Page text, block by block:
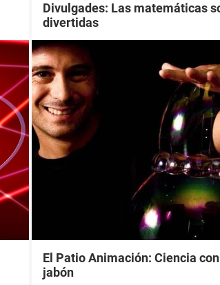
Divulgades: Las matemáticas
divertidas
El Patio Animación: Ciencia
jabón